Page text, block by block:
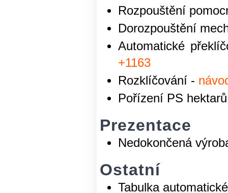
Rozpouštění
Dorozpouštění
Automatické
+1163
Rozklíčování -
Pořízení PS
Prezentace
Nedokončená
Ostatní
Tabulka